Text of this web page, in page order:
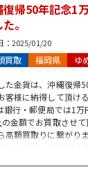
復帰50年記念1
。
： 2025/01/20
買取 福岡県 ゆ
金貨は、沖縄復帰
客様に納得して頂け
行・郵便局では1万
金額でお買取させ
高額買取りに繋がり
円・5万円・10万円金
是非一度ジュエル